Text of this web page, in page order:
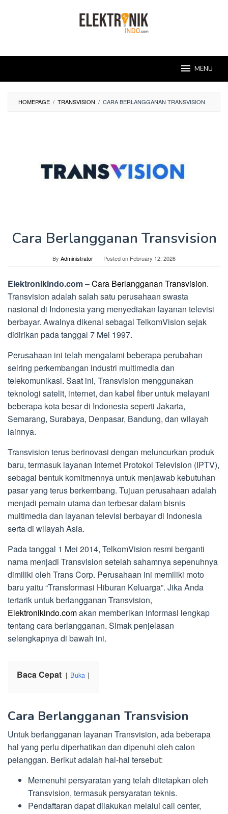
MENU
HOMEPAGE / TRANSVISION / CARA BERLANGGANAN TRANSVISION
Cara Berlangganan Transvision
By Administrator Posted on February 12, 2026
Elektronikindo.com–Cara Berlangganan Transvision.
Transvision adalah salah satu perusahaan swasta
nasional di Indonesia yang menyediakan layanan televisi
berbayar. Awalnya dikenal sebagai TelkomVision sejak
didirikan pada tanggal 7 Mei 1997.
Perusahaan ini telah mengalami beberapa perubahan
seiring perkembangan industri multimedia dan
telekomunikasi. Saat ini, Transvision menggunakan
teknologi satelit, internet, dan kabel fiber untuk melayani
beberapa kota besar di Indonesia seperti Jakarta,
Semarang, Surabaya, Denpasar, Bandung, dan wilayah
lainnya.
Transvision terus berinovasi dengan meluncurkan produk
baru, termasuk layanan Internet Protokol Television (IPTV),
sebagai bentuk komitmennya untuk menjawab kebutuhan
pasar yang terus berkembang. Tujuan perusahaan adalah
menjadi pemain utama dan terbesar dalam bisnis
multimedia dan layanan televisi berbayar di Indonesia
serta di wilayah Asia.
Pada tanggal 1 Mei 2014, TelkomVision resmi berganti
nama menjadi Transvision setelah sahamnya sepenuhnya
dimiliki oleh Trans Corp. Perusahaan ini memiliki moto
baru yaitu “Transformasi Hiburan Keluarga”. Jika Anda
tertarik untuk berlangganan Transvision,
Elektronikindo.comakan memberikan informasi lengkap
tentang cara berlangganan. Simak penjelasan
selengkapnya di bawah ini.
Baca Cepat Buka
Cara Berlangganan Transvision
Untuk berlangganan layanan Transvision, ada beberapa
hal yang perlu diperhatikan dan dipenuhi oleh calon
pelanggan. Berikut adalah hal-hal tersebut:
Memenuhi persyaratan yang telah ditetapkan oleh
Transvision, termasuk persyaratan teknis.
Pendaftaran dapat dilakukan melalui call center,